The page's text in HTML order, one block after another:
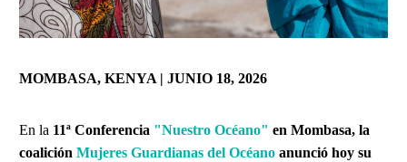
MOMBASA, KENYA | JUNIO 18, 2026
En la 11ª Conferencia "Nuestro Océano" en Mombasa, la
coalición Mujeres Guardianas del Océano anunció hoy su